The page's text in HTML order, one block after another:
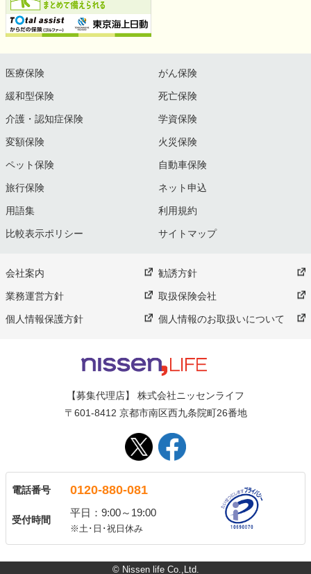
医療保険 がん保険
緩和型保険 死亡保険
介護・認知症保険 学資保険
変額保険 火災保険
ペット保険 自動車保険
旅行保険 ネット申込
用語集 利用規約
比較表示ポリシー サイトマップ
会社案内 勧誘方針
業務運営方針 取扱保険会社
個人情報保護方針 個人情報のお取扱いについて
【募集代理店】 株式会社ニッセンライフ
〒601-8412 京都市南区西九条院町26番地
電話番号 0120-880-081
受付時間
平日：9:00～19:00
※土･日･祝日休み
© Nissen life Co.,Ltd.